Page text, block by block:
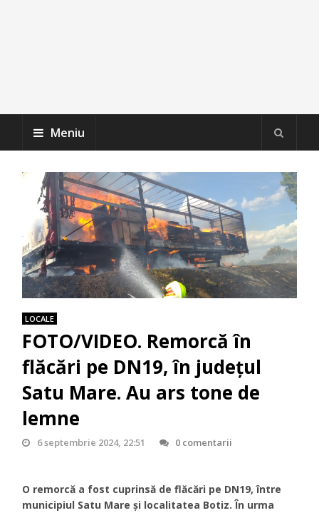
Meniu
LOCALE
FOTO/VIDEO. Remorcă în
flăcări pe DN19, în județul
Satu Mare. Au ars tone de
lemne
6 septembrie 2024, 22:51 0 comentarii
O remorcă a fost cuprinsă de flăcări pe DN19, între
municipiul Satu Mare și localitatea Botiz. În urma